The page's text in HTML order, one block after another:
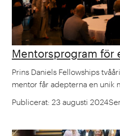
Mentorsprogram för
Prins Daniels Fellowships
mentor får adepterna en unik
Publicerat: 23 augusti 2024